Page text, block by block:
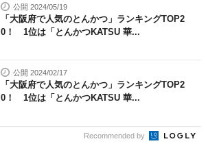
公開 2024/05/19
「大阪府で人気のとんかつ」ランキングTOP2
0！ 1位は「とんかつKATSU 華...
公開 2024/02/17
「大阪府で人気のとんかつ」ランキングTOP2
0！ 1位は「とんかつKATSU 華...
Recommended by